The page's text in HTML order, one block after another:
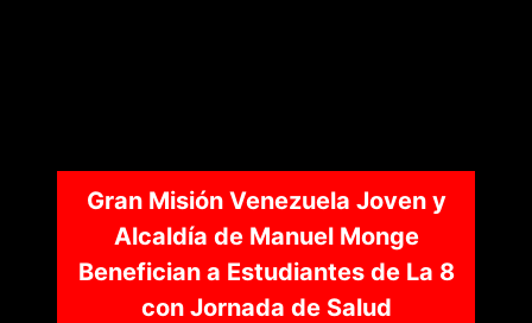
Gran Misión Venezuela Joven y
Alcaldía de Manuel Monge
Benefician a Estudiantes de La 8
con Jornada de Salud